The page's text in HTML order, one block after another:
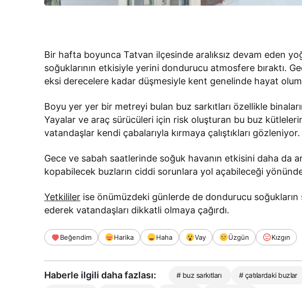
Bir hafta boyunca Tatvan ilçesinde aralıksız devam eden
soğuklarının etkisiyle yerini dondurucu atmosfere bıraktı.
eksi derecelere kadar düşmesiyle kent genelinde hayat
Boyu yer yer bir metreyi bulan buz sarkıtları özellikle
Yayalar ve araç sürücüleri için risk oluşturan bu buz
vatandaşlar kendi çabalarıyla kırmaya çalıştıkları gözleniyor.
Gece ve sabah saatlerinde soğuk havanın etkisini daha da
kopabilecek buzların ciddi sorunlara yol açabileceği yönünde
Yetkililer ise önümüzdeki günlerde de dondurucu
ederek vatandaşları dikkatli olmaya çağırdı.
Beğendim Harika Haha Vay Üzgün Kızgın
Haberle ilgili daha fazlası: # buz sarkıtları # çatılardaki buzlar